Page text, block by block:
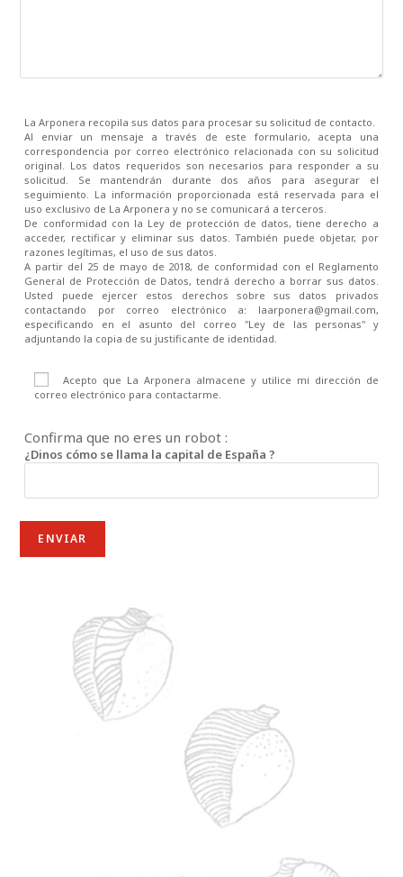
La Arponera recopila sus datos para procesar su solicitud de contacto.
Al enviar un mensaje a través de este formulario, acepta una
correspondencia por correo electrónico relacionada con su solicitud
original. Los datos requeridos son necesarios para responder a su
solicitud. Se mantendrán durante dos años para asegurar el
seguimiento. La información proporcionada está reservada para el
uso exclusivo de La Arponera y no se comunicará a terceros.
De conformidad con la Ley de protección de datos, tiene derecho a
acceder, rectificar y eliminar sus datos. También puede objetar, por
razones legítimas, el uso de sus datos.
A partir del 25 de mayo de 2018, de conformidad con el Reglamento
General de Protección de Datos, tendrá derecho a borrar sus datos.
Usted puede ejercer estos derechos sobre sus datos privados
contactando por correo electrónico a: laarponera@gmail.com,
especificando en el asunto del correo "Ley de las personas" y
adjuntando la copia de su justificante de identidad.
Acepto que La Arponera almacene y utilice mi dirección de
correo electrónico para contactarme.
Confirma que no eres un robot :
¿Dinos cómo se llama la capital de España ?